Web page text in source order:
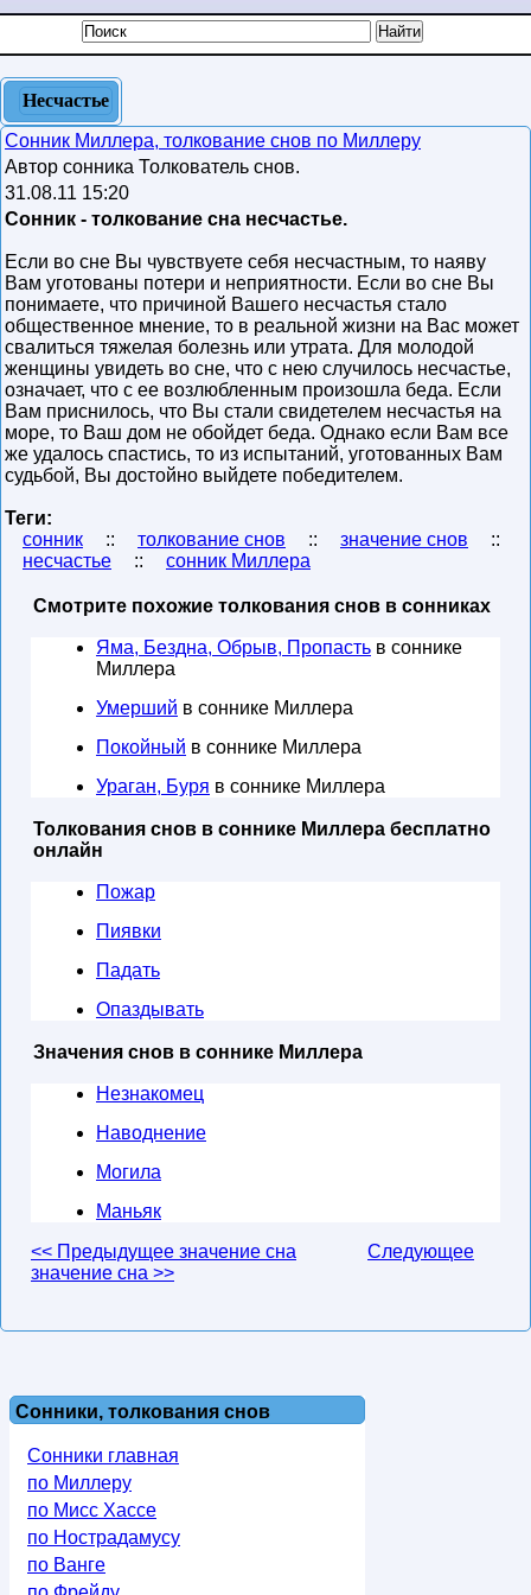
Несчастье
Сонник Миллера, толкование снов по Миллеру
Автор сонника Толкователь снов.
31.08.11 15:20
Сонник - толкование сна несчастье.
Если во сне Вы чувствуете себя несчастным, то наяву
Вам уготованы потери и неприятности. Если во сне Вы
понимаете, что причиной Вашего несчастья стало
общественное мнение, то в реальной жизни на Вас может
свалиться тяжелая болезнь или утрата. Для молодой
женщины увидеть во сне, что с нею случилось несчастье,
означает, что с ее возлюбленным произошла беда. Если
Вам приснилось, что Вы стали свидетелем несчастья на
море, то Ваш дом не обойдет беда. Однако если Вам все
же удалось спастись, то из испытаний, уготованных Вам
судьбой, Вы достойно выйдете победителем.
Теги:
сонник
:: толкование снов :: значение снов
::
несчастье
:: сонник Миллера
Смотрите похожие толкования снов в сонниках
Яма, Бездна, Обрыв, Пропасть в соннике
Миллера
Умерший в соннике Миллера
Покойный в соннике Миллера
Ураган, Буря в соннике Миллера
Толкования снов в соннике Миллера бесплатно
онлайн
Пожар
Пиявки
Падать
Опаздывать
Значения снов в соннике Миллера
Незнакомец
Наводнение
Могила
Маньяк
<< Предыдущее значение сна
Следующее
значение сна >>
Сонники, толкования снов
Сонники главная
по Миллеру
по Мисс Хассе
по Нострадамусу
по Ванге